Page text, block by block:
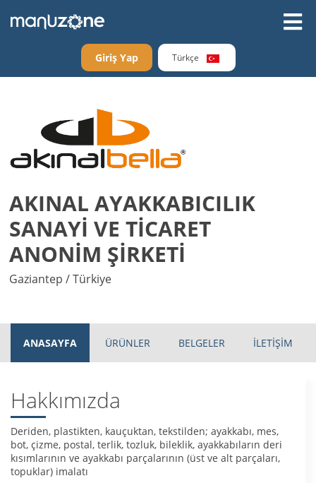
Giriş Yap Türkçe
AKINAL AYAKKABICILIK
SANAYİ VE TİCARET
ANONİM ŞİRKETİ
Gaziantep / Türkiye
ANASAYFA ÜRÜNLER BELGELER İLETİŞİM
Hakkımızda
Deriden, plastikten, kauçuktan, tekstilden; ayakkabı, mes,
bot, çizme, postal, terlik, tozluk, bileklik, ayakkabıların deri
kısımlarının ve ayakkabı parçalarının (üst ve alt parçaları,
topuklar) imalatı